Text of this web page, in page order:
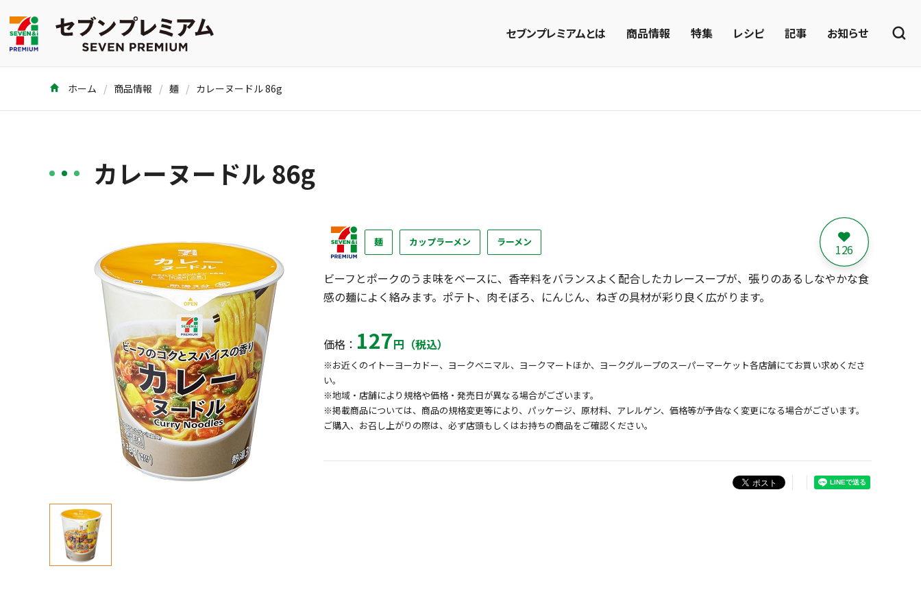
セブンプレミアムとは 商品情報 特集 レシピ 記事 お知らせ
ホーム 商品情報 麺 カレーヌードル 86g
カレーヌードル 86g
麺 カップラーメン ラーメン 126
ビーフとポークのうま味をベースに、香辛料をバランスよく配合したカレースープが、張りのあるしなやかな食
感の麺によく絡みます。ポテト、肉そぼろ、にんじん、ねぎの具材が彩り良く広がります。
価格： 127円（税込）
※お近くのイトーヨーカドー、ヨークベニマル、ヨークマートほか、ヨークグループのスーパーマーケット各店舗にてお買い求めくださ
い。
※地域・店舗により規格や価格・発売日が異なる場合がございます。
※掲載商品については、商品の規格変更等により、パッケージ、原材料、アレルゲン、価格等が予告なく変更になる場合がございます。
ご購入、お召し上がりの際は、必ず店頭もしくはお持ちの商品をご確認ください。